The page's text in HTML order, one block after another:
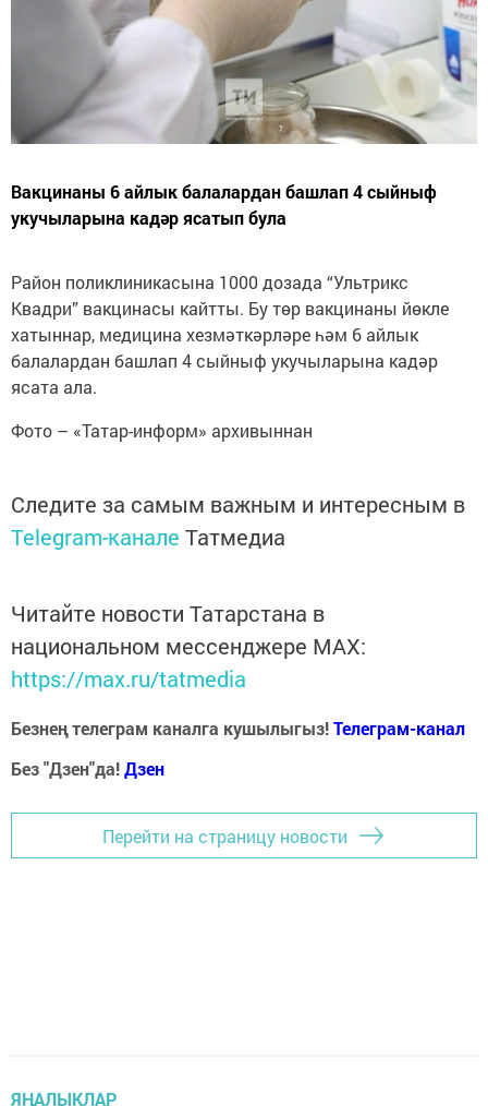
Вакцинаны 6 айлык балалардан башлап 4 сыйныф
укучыларына кадәр ясатып була
Район поликлиникасына 1000 дозада “Ультрикс
Квадри” вакцинасы кайтты. Бу төр вакцинаны йөкле
хатыннар, медицина хезмәткәрләре һәм 6 айлык
балалардан башлап 4 сыйныф укучыларына кадәр
ясата ала.
Фото – «Татар-информ» архивыннан
Следите за самым важным и интересным в
Telegram-канале Татмедиа
Читайте новости Татарстана в
национальном мессенджере MАХ:
https://max.ru/tatmedia
Безнең телеграм каналга кушылыгыз!Телеграм-канал
Без "Дзен"да!Дзен
Перейти на страницу новости
ЯҢАЛЫКЛАР